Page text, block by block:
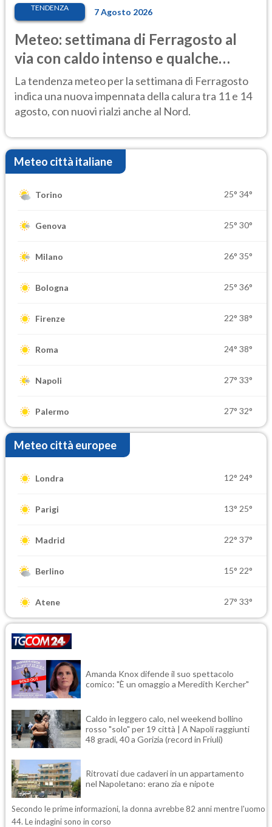
TENDENZA 7 Agosto 2026
Meteo: settimana di Ferragosto al
via con caldo intenso e qualche
temporale
La tendenza meteo per la settimana di Ferragosto
indica una nuova impennata della calura tra 11 e 14
agosto, con nuovi rialzi anche al Nord.
Meteo città italiane
Torino 25° 34°
Genova 25° 30°
Milano 26° 35°
Bologna 25° 36°
Firenze 22° 38°
Roma 24° 38°
Napoli 27° 33°
Palermo 27° 32°
Meteo città europee
Londra 12° 24°
Parigi 13° 25°
Madrid 22° 37°
Berlino 15° 22°
Atene 27° 33°
Amanda Knox difende il suo spettacolo
comico: "È un omaggio a Meredith Kercher"
Caldo in leggero calo, nel weekend bollino
rosso "solo" per 19 città | A Napoli raggiunti
48 gradi, 40 a Gorizia (record in Friuli)
Ritrovati due cadaveri in un appartamento
nel Napoletano: erano zia e nipote
Secondo le prime informazioni, la donna avrebbe 82 anni mentre l'uomo
44. Le indagini sono in corso